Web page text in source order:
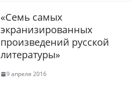
s
n
i
i
a
m
«Семь самых
экранизированных
произведений русской
литературы»
9 апреля 2016